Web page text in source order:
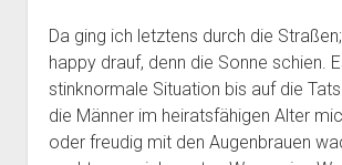
Da ging ich letztens durch die
happy drauf, denn die Sonne schien.
stinknormale Situation bis auf die
die Männer im heiratsfähigen Alter
oder freudig mit den Augenbrauen